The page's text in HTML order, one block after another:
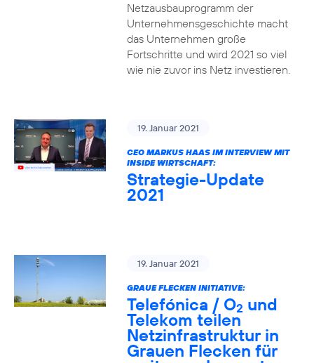
Netzausbauprogramm der
Unternehmensgeschichte macht
das Unternehmen große
Fortschritte und wird 2021 so viel
wie nie zuvor ins Netz investieren.
19. Januar 2021
CEO MARKUS HAAS IM INTERVIEW MIT
INSIDE WIRTSCHAFT:
Strategie-Update
2021
19. Januar 2021
GRAUE FLECKEN INITIATIVE:
Telefónica / O2 und
Telekom teilen
Netzinfrastruktur in
Grauen Flecken für